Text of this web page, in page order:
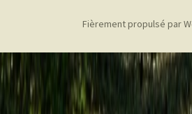
Fièrement propulsé par